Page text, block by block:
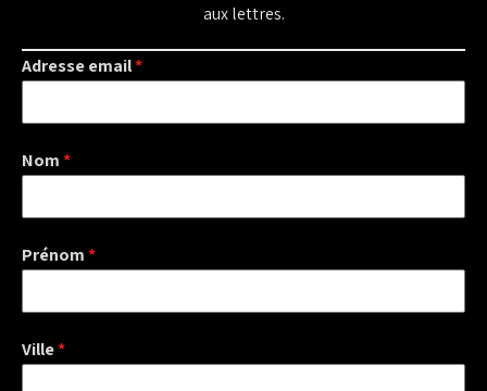
aux lettres.
Adresse email*
Nom*
Prénom*
Ville*